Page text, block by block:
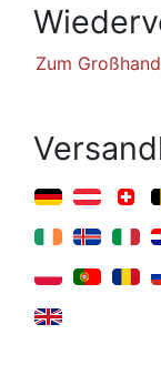
Zum